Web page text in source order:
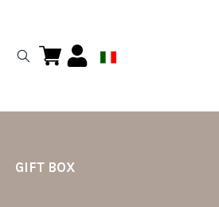
GIFT BOX